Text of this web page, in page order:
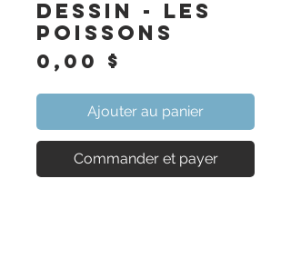
DESSIN - Les
poissons
0,00 $
Ajouter au panier
Commander et payer